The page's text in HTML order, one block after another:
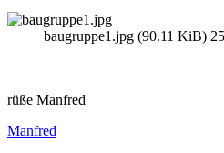
baugruppe1.jpg (90.11 KiB)
rüße Manfred
Manfred